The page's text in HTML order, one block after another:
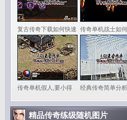
复古传奇下载如何快速 传奇单机战士如
传奇单机假人,要小得 经典传奇简单分
精品传奇练级随机图片